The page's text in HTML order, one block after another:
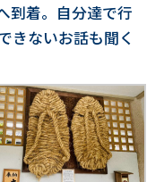
到着。自分達で行
きないお話も聞く